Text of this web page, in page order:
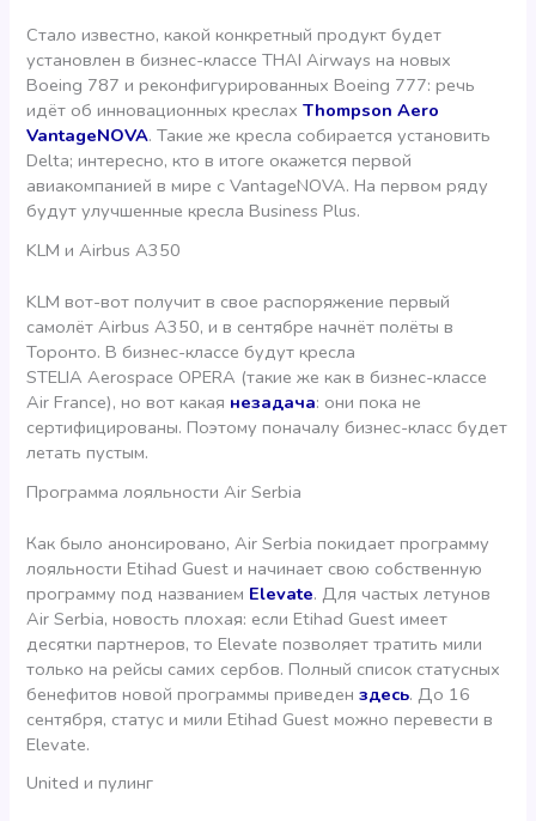
Стало известно, какой конкретный продукт будет
установлен в бизнес-классе THAI Airways на новых
Boeing 787 и реконфигурированных Boeing 777: речь
идёт об инновационных креслахThompson Aero
VantageNOVA. Такие же кресла собирается установить
Delta; интересно, кто в итоге окажется первой
авиакомпанией в мире с VantageNOVA. На первом ряду
будут улучшенные кресла Business Plus.
KLM и Airbus A350
KLM вот-вот получит в свое распоряжение первый
самолёт Airbus A350, и в сентябре начнёт полёты в
Торонто. В бизнес-классе будут кресла
STELIA Aerospace OPERA (такие же как в бизнес-классе
Air France), но вот какая незадача: они пока не
сертифицированы. Поэтому поначалу бизнес-класс будет
летать пустым.
Программа лояльности Air Serbia
Как было анонсировано, Air Serbia покидает программу
лояльности Etihad Guest и начинает свою собственную
программу под названием Elevate. Для частых летунов
Air Serbia, новость плохая: если Etihad Guest имеет
десятки партнеров, то Elevate позволяет тратить мили
только на рейсы самих сербов. Полный список статусных
бенефитов новой программы приведенздесь. До 16
сентября, статус и мили Etihad Guest можно перевести в
Elevate.
United и пулинг